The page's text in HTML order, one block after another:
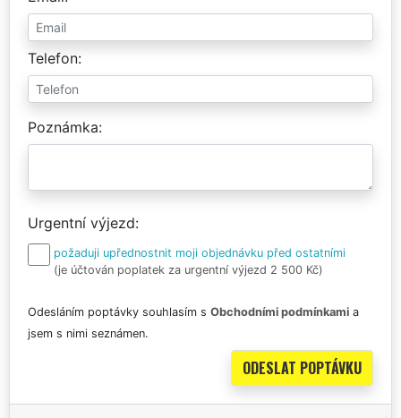
Telefon
Poznámka
Urgentní výjezd
požaduji upřednostnit moji objednávku před ostatními
(je účtován poplatek za urgentní výjezd 2 500 Kč)
Odesláním poptávky souhlasím s Obchodními podmínkami a
jsem s nimi seznámen.